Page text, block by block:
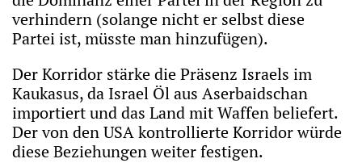
verhindern (solange nicht er selbst diese
Partei ist, müsste man hinzufügen).
Der Korridor stärke die Präsenz Israels im
Kaukasus, da Israel Öl aus Aserbaidschan
importiert und das Land mit Waffen beliefert.
Der von den USA kontrollierte Korridor würde
diese Beziehungen weiter festigen.